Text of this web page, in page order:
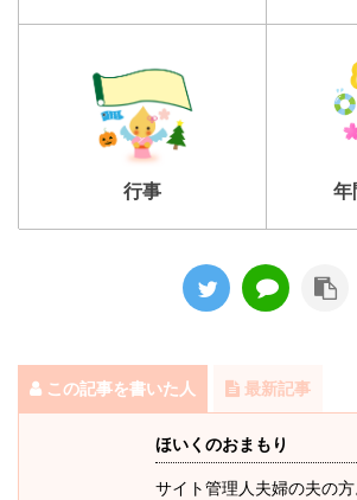
行事 年
この記事を書いた人 最新記事
ほいくのおまもり
サイト管理人夫婦の夫の